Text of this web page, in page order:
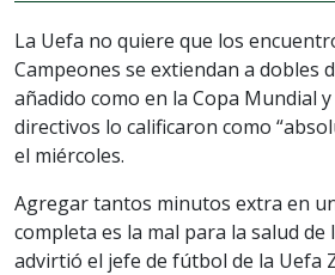
La Uefa no quiere que los
Campeones se extiendan a dobles
añadido como en la Copa Mundial
directivos lo calificaron como
el miércoles.
Agregar tantos minutos extra en
completa es la mal para la salud de
advirtió el jefe de fútbol de la Uefa